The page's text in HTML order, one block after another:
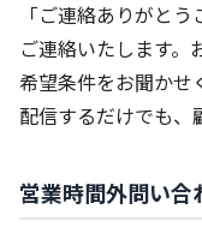
「ご連絡ありがと
ご連絡いたします。
希望条件をお聞かせ
配信するだけでも、
営業時間外問い合